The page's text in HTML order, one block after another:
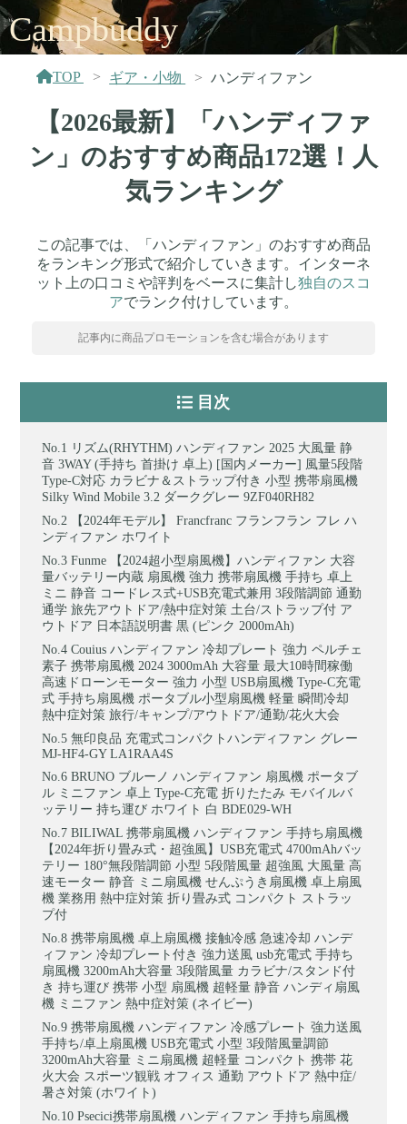
Campbuddy
TOP ギア・小物 ハンディファン
【2026最新】「ハンディファ
ン」のおすすめ商品172選！人
気ランキング
この記事では、「ハンディファン」のおすすめ商品
をランキング形式で紹介していきます。インターネ
ット上の口コミや評判をベースに集計し独自のスコ
アでランク付けしています。
記事内に商品プロモーションを含む場合があります
目次
リズム(RHYTHM) ハンディファン 2025 大風量 静
音 3WAY (手持ち 首掛け 卓上) [国内メーカー] 風量5段階
Type-C対応 カラビナ＆ストラップ付き 小型 携帯扇風機
Silky Wind Mobile 3.2 ダークグレー 9ZF040RH82
【2024年モデル】 Francfranc フランフラン フレ ハ
ンディファン ホワイト
Funme 【2024超小型扇風機】ハンディファン 大容
量バッテリー内蔵 扇風機 強力 携帯扇風機 手持ち 卓上
ミニ 静音 コードレス式+USB充電式兼用 3段階調節 通勤
通学 旅先アウトドア/熱中症対策 土台/ストラップ付 ア
ウトドア 日本語説明書 黒 (ピンク 2000mAh)
Couius ハンディファン 冷却プレート 強力 ペルチェ
素子 携帯扇風機 2024 3000mAh 大容量 最大10時間稼働
高速ドローンモーター 強力 小型 USB扇風機 Type-C充電
式 手持ち扇風機 ポータブル小型扇風機 軽量 瞬間冷却
熱中症対策 旅行/キャンプ/アウトドア/通勤/花火大会
無印良品 充電式コンパクトハンディファン グレー
MJ-HF4-GY LA1RAA4S
BRUNO ブルーノ ハンディファン 扇風機 ポータブ
ル ミニファン 卓上 Type-C充電 折りたたみ モバイルバ
ッテリー 持ち運び ホワイト 白 BDE029-WH
BILIWAL 携帯扇風機 ハンディファン 手持ち扇風機
【2024年折り畳み式・超強風】USB充電式 4700mAhバッ
テリー 180°無段階調節 小型 5段階風量 超強風 大風量 高
速モーター 静音 ミニ扇風機 せんぷうき扇風機 卓上扇風
機 業務用 熱中症対策 折り畳み式 コンパクト ストラッ
プ付
携帯扇風機 卓上扇風機 接触冷感 急速冷却 ハンデ
ィファン 冷却プレート付き 強力送風 usb充電式 手持ち
扇風機 3200mAh大容量 3段階風量 カラビナ/スタンド付
き 持ち運び 携帯 小型 扇風機 超軽量 静音 ハンディ扇風
機 ミニファン 熱中症対策 (ネイビー)
携帯扇風機 ハンディファン 冷感プレート 強力送風
手持ち/卓上扇風機 USB充電式 小型 3段階風量調節
3200mAh大容量 ミニ扇風機 超軽量 コンパクト 携帯 花
火大会 スポーツ観戦 オフィス 通勤 アウトドア 熱中症/
暑さ対策 (ホワイト)
Psecici携帯扇風機 ハンディファン 手持ち扇風機